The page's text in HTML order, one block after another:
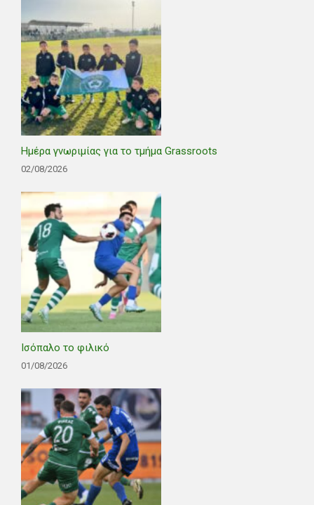
Ημέρα γνωριμίας για το τμήμα Grassroots
02/08/2026
Ισόπαλο το φιλικό
01/08/2026